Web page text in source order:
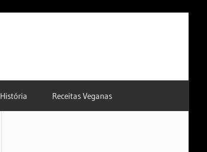
História Receitas Veganas